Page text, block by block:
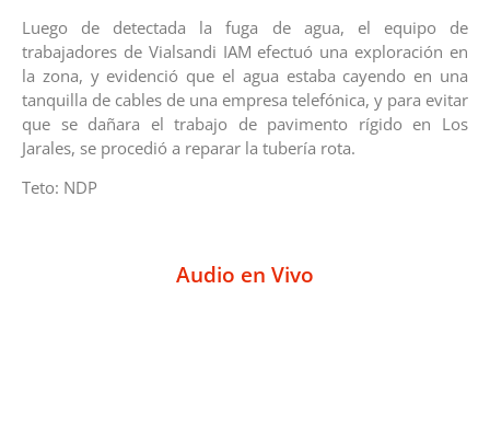
Luego de detectada la fuga de agua, el equipo de
trabajadores de Vialsandi IAM efectuó una exploración en
la zona, y evidenció que el agua estaba cayendo en una
tanquilla de cables de una empresa telefónica, y para evitar
que se dañara el trabajo de pavimento rígido en Los
Jarales, se procedió a reparar la tubería rota.
Teto: NDP
Audio en Vivo